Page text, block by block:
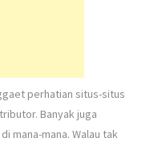
perhatian situs-situs
Banyak juga
mana-mana. Walau tak